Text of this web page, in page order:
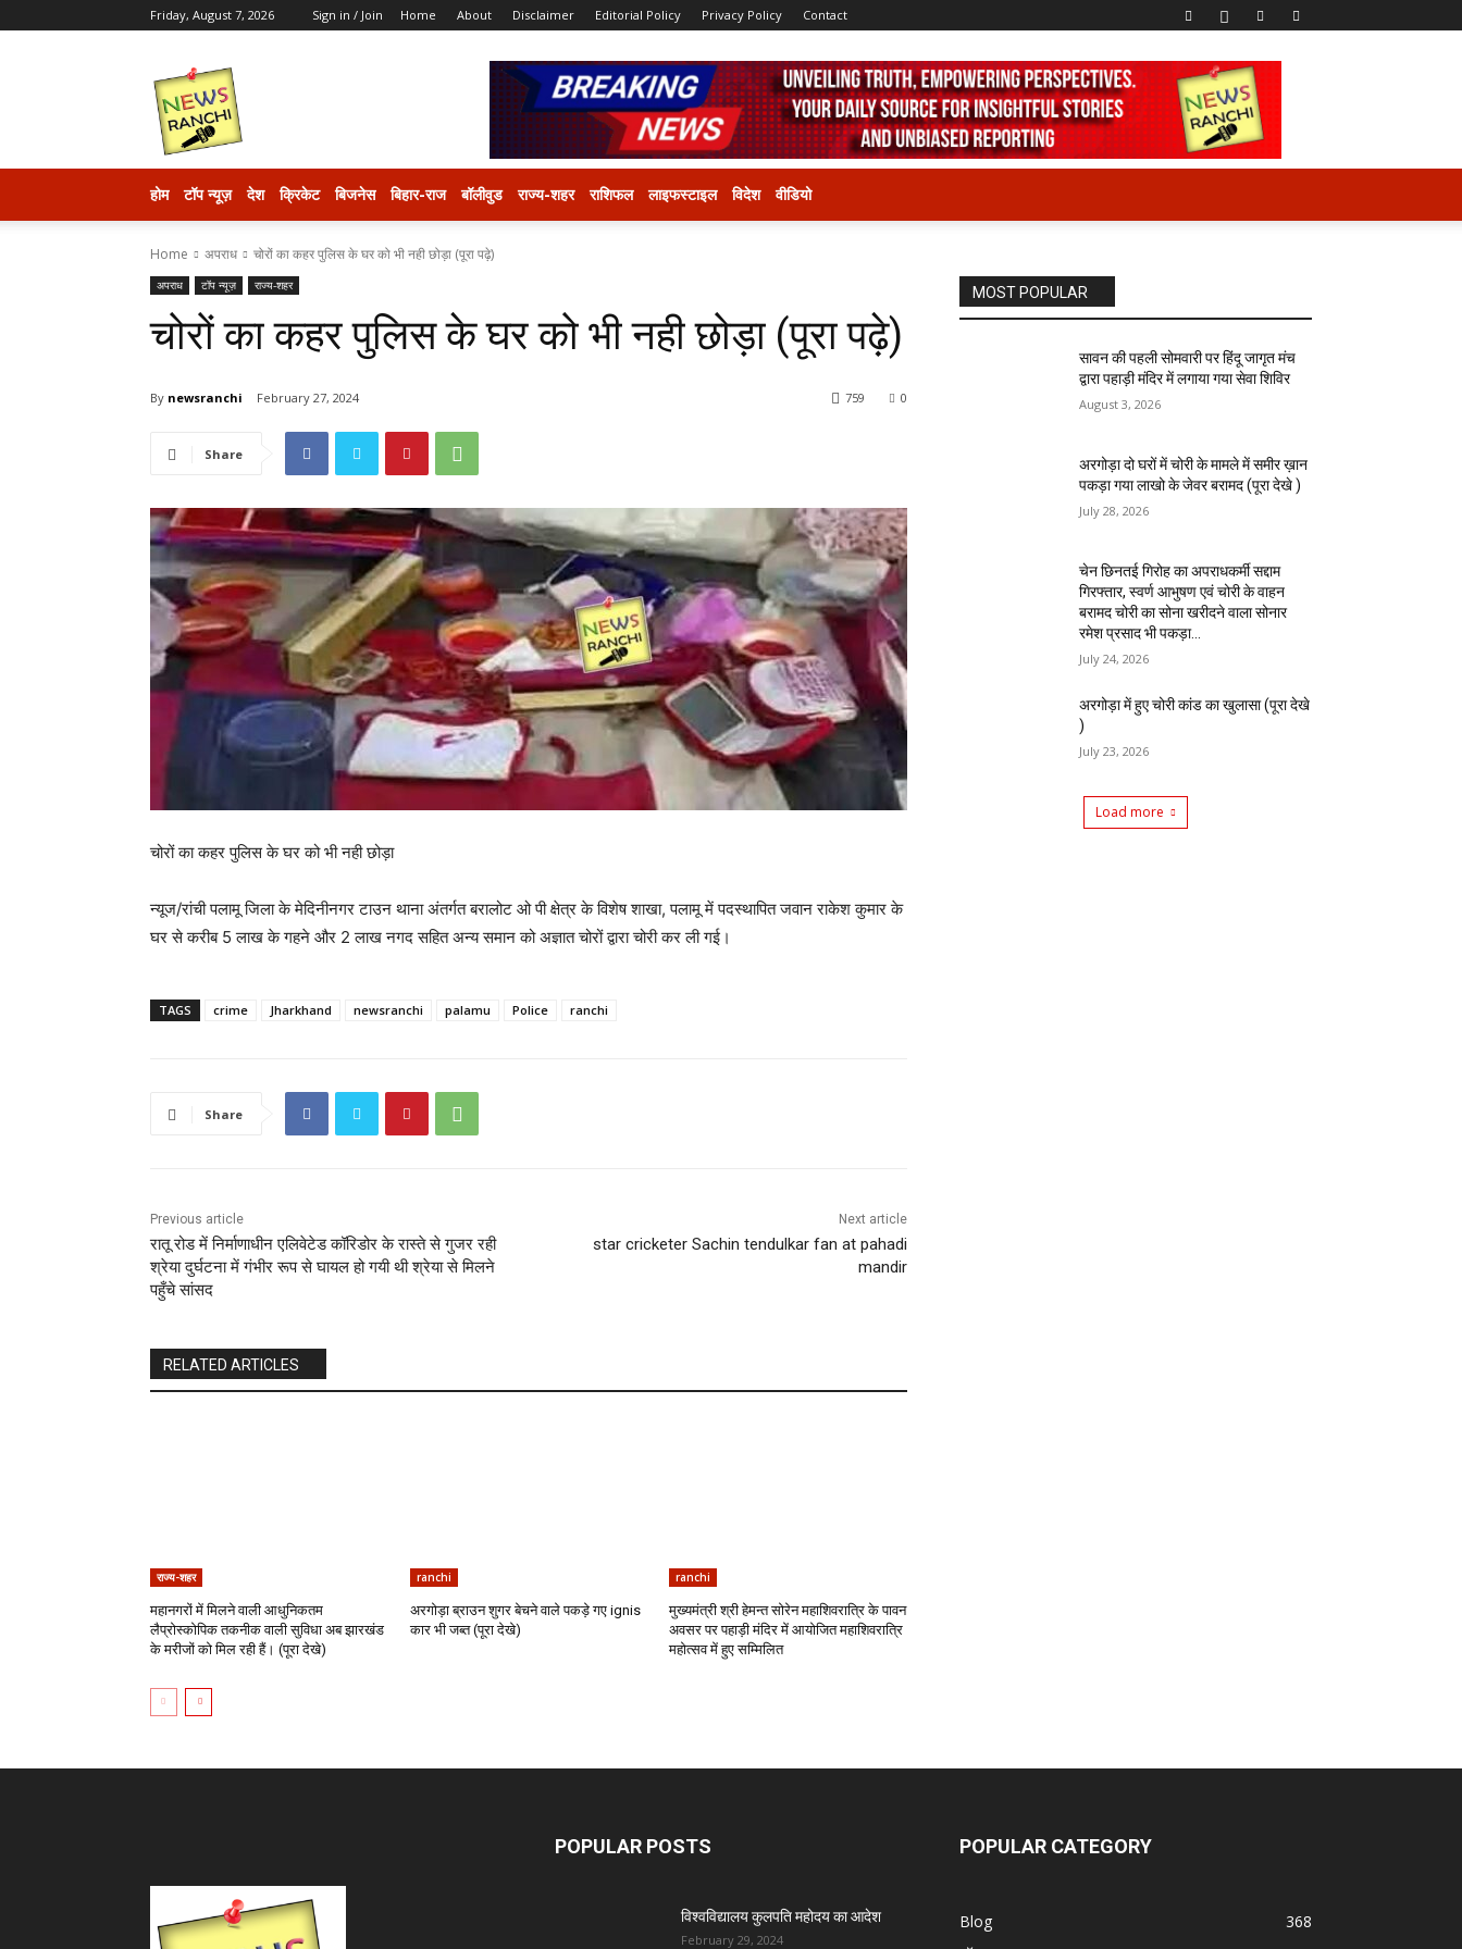
Friday, August 7, 2026 Sign in / Join Home About Disclaimer Editorial Policy Privacy Policy Contact
होम टॉप न्यूज़ देश क्रिकेट बिजनेस बिहार-राज बॉलीवुड राज्य-शहर राशिफल लाइफस्टाइल विदेश वीडियो
Home अपराध चोरों का कहर पुलिस के घर को भी नही छोड़ा (पूरा पढ़े)
अपराध टॉप न्यूज़ राज्य-शहर
चोरों का कहर पुलिस के घर को भी नही छोड़ा (पूरा पढ़े)
By newsranchi February 27, 2024 0
759
Share
चोरों का कहर पुलिस के घर को भी नही छोड़ा
न्यूज/रांची पलामू जिला के मेदिनीनगर टाउन थाना अंतर्गत बरालोट ओ पी क्षेत्र के विशेष शाखा, पलामू में पदस्थापित जवान राकेश कुमार के
घर से करीब 5 लाख के गहने और 2 लाख नगद सहित अन्य समान को अज्ञात चोरों द्वारा चोरी कर ली गई।
TAGS crime Jharkhand newsranchi palamu Police ranchi
Share
Previous article
रातू रोड में निर्माणाधीन एलिवेटेड कॉरिडोर के रास्ते से गुजर रही
श्रेया दुर्घटना में गंभीर रूप से घायल हो गयी थी श्रेया से मिलने
पहुँचे सांसद
Next article
star cricketer Sachin tendulkar fan at pahadi
mandir
RELATED ARTICLES
राज्य-शहर
महानगरों में मिलने वाली आधुनिकतम
लैप्रोस्कोपिक तकनीक वाली सुविधा अब झारखंड
के मरीजों को मिल रही हैं। (पूरा देखे)
ranchi
अरगोड़ा ब्राउन शुगर बेचने वाले पकड़े गए ignis
कार भी जब्त (पूरा देखे)
ranchi
मुख्यमंत्री श्री हेमन्त सोरेन महाशिवरात्रि के पावन
अवसर पर पहाड़ी मंदिर में आयोजित महाशिवरात्रि
महोत्सव में हुए सम्मिलित
MOST POPULAR
सावन की पहली सोमवारी पर हिंदू जागृत मंच
द्वारा पहाड़ी मंदिर में लगाया गया सेवा शिविर
August 3, 2026
अरगोड़ा दो घरों में चोरी के मामले में समीर ख़ान
पकड़ा गया लाखो के जेवर बरामद (पूरा देखे )
July 28, 2026
चेन छिनतई गिरोह का अपराधकर्मी सद्दाम
गिरफ्तार, स्वर्ण आभुषण एवं चोरी के वाहन
बरामद चोरी का सोना खरीदने वाला सोनार
रमेश प्रसाद भी पकड़ा...
July 24, 2026
अरगोड़ा में हुए चोरी कांड का खुलासा (पूरा देखे
)
July 23, 2026
Load more
POPULAR POSTS
विश्वविद्यालय कुलपति महोदय का आदेश
February 29, 2024
POPULAR CATEGORY
Blog
368